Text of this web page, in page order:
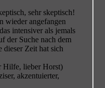
sehr skeptisch!
wieder angefangen
intensiver als jemals
der Suche nach dem
dieser Zeit hat sich
Hilfe, lieber Horst)
akzentuierter,